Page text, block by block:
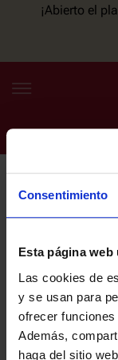
Consentimiento
Esta página web
Las cookies de
y se usan para
ofrecer
Además,
haga del sitio
¡Abierto el
ES EU
últimas noticias y
Email
He leído y acepto